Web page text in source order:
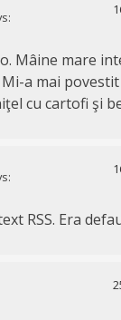
Mâine mare
a mai
cu cartofi şi
RSS. Era